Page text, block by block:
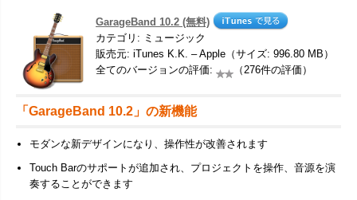
GarageBand 10.2 (無料)
カテゴリ: ミュージック
販売元: iTunes K.K. – Apple（サイズ: 996.80 MB）
全てのバージョンの評価:
（276件の評価）
「GarageBand 10.2」の新機能
モダンな新デザインになり、操作性が改善されます
Touch Barのサポートが追加され、プロジェクトを操作、音源を演
奏することができます